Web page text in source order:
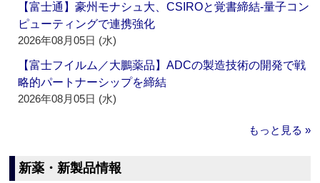
【富士通】豪州モナシュ大、CSIROと覚書締結‐量子コン
ピューティングで連携強化
2026年08月05日 (水)
【富士フイルム／大鵬薬品】ADCの製造技術の開発で戦
略的パートナーシップを締結
2026年08月05日 (水)
もっと見る »
新薬・新製品情報